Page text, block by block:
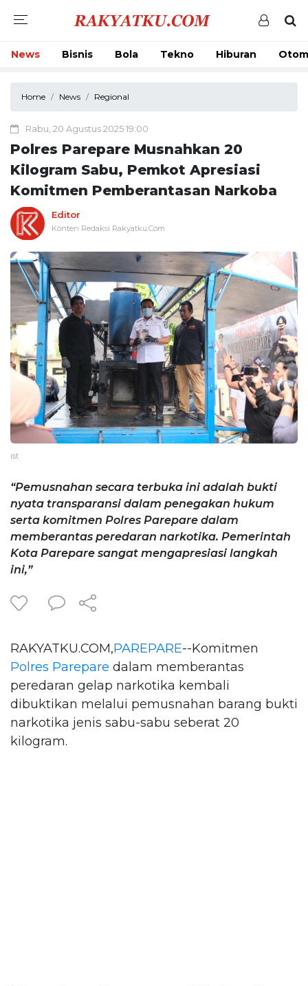
News Bisnis Bola Tekno Hiburan
Home News Regional
Rabu, 20 Agustus 2025 19:00
Polres Parepare Musnahkan 20
Kilogram Sabu, Pemkot Apresiasi
Komitmen Pemberantasan Narkoba
Editor
Konten Redaksi Rakyatku.Com
ist
“Pemusnahan secara terbuka ini adalah bukti
nyata transparansi dalam penegakan hukum
serta komitmen Polres Parepare dalam
memberantas peredaran narkotika. Pemerintah
Kota Parepare sangat mengapresiasi langkah
ini,”
RAKYATKU.COM,PAREPARE--Komitmen
Polres Parepare dalam memberantas
peredaran gelap narkotika kembali
dibuktikan melalui pemusnahan barang bukti
narkotika jenis sabu-sabu seberat 20
kilogram.